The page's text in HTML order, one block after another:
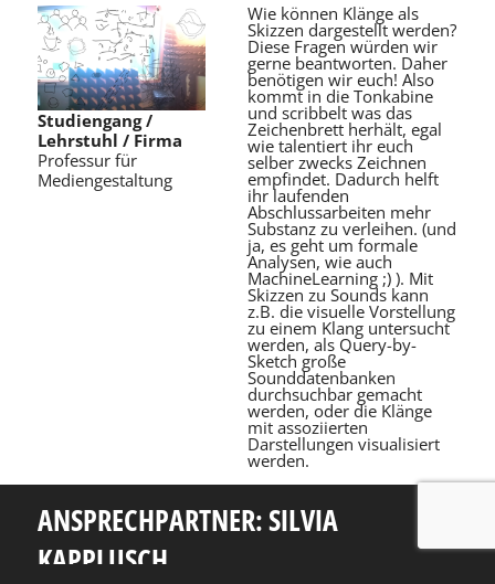
Studiengang /
Lehrstuhl / Firma
Professur für
Mediengestaltung
Wie können Klänge als
Skizzen dargestellt werden?
Diese Fragen würden wir
gerne beantworten. Daher
benötigen wir euch! Also
kommt in die Tonkabine
und scribbelt was das
Zeichenbrett herhält, egal
wie talentiert ihr euch
selber zwecks Zeichnen
empfindet. Dadurch helft
ihr laufenden
Abschlussarbeiten mehr
Substanz zu verleihen. (und
ja, es geht um formale
Analysen, wie auch
MachineLearning ;) ). Mit
Skizzen zu Sounds kann
z.B. die visuelle Vorstellung
zu einem Klang untersucht
werden, als Query-by-
Sketch große
Sounddatenbanken
durchsuchbar gemacht
werden, oder die Klänge
mit assoziierten
Darstellungen visualisiert
werden.
ANSPRECHPARTNER: SILVIA
KAPPLUSCH